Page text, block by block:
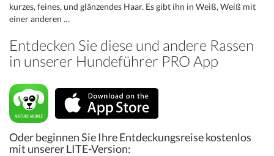
kurzes, feines, und glänzendes Haar. Es gibt ihn in Weiß, Weiß mit
einer anderen …
Entdecken Sie diese und andere Rassen
in unserer Hundeführer PRO App
Oder beginnen Sie Ihre Entdeckungsreise kostenlos
mit unserer LITE-Version: